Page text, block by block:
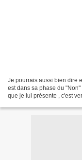
Je pourrais aussi bien dire
est dans sa phase du
que je lui présente , c'est